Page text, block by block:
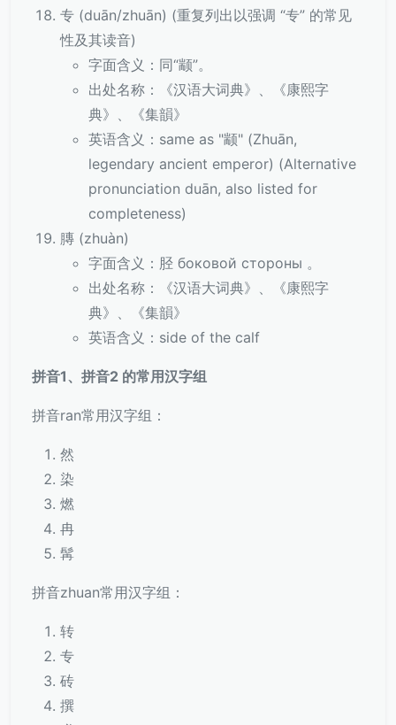
专 (duān/zhuān) (重复列出以强调 “专” 的常见
性及其读音)
字面含义：同“颛”。
出处名称：《汉语大词典》、《康熙字
典》、《集韻》
英语含义：same as "颛" (Zhuān,
legendary ancient emperor) (Alternative
pronunciation duān, also listed for
completeness)
膞 (zhuàn)
字面含义：胫 боковой стороны 。
出处名称：《汉语大词典》、《康熙字
典》、《集韻》
英语含义：side of the calf
拼音1、拼音2 的常用汉字组
拼音ran常用汉字组：
然
染
燃
冉
髯
拼音zhuan常用汉字组：
转
专
砖
撰